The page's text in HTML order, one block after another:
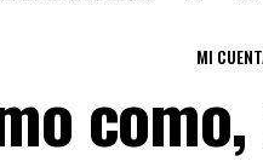
MI